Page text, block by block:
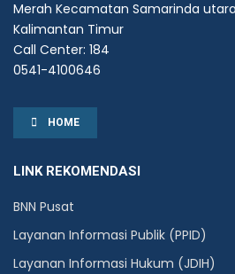
Merah Kecamatan Samarinda
Kalimantan Timur
Call Center: 184
0541-4100646
HOME
LINK REKOMENDASI
BNN Pusat
Layanan Informasi Publik (PPID)
Layanan Informasi Hukum (JDIH)